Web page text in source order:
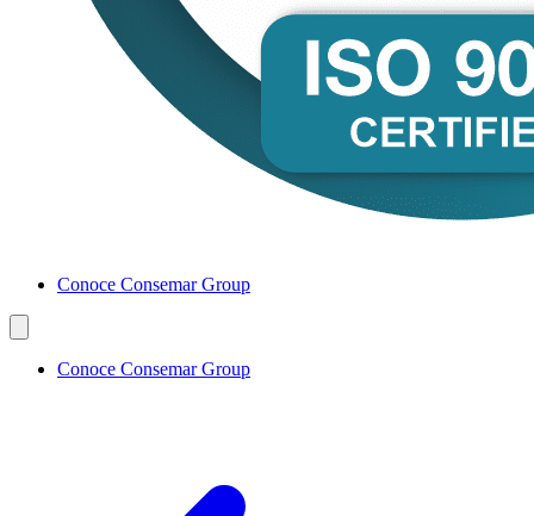
Conoce Consemar Group
Conoce Consemar Group